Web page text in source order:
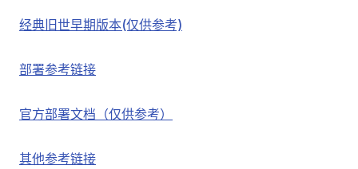
经典旧世早期版本(仅供参考)
部署参考链接
官方部署文档（仅供参考）
其他参考链接